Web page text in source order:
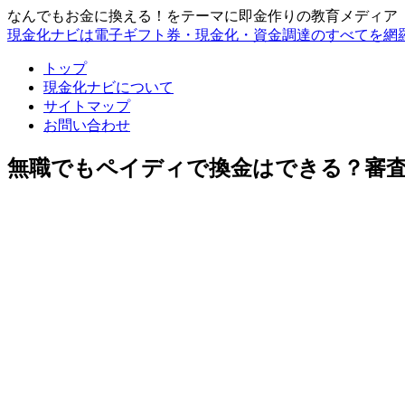
なんでもお金に換える！をテーマに即金作りの教育メディア
現金化ナビは電子ギフト券・現金化・資金調達のすべてを網
トップ
現金化ナビについて
サイトマップ
お問い合わせ
無職でもペイディで換金はできる？審